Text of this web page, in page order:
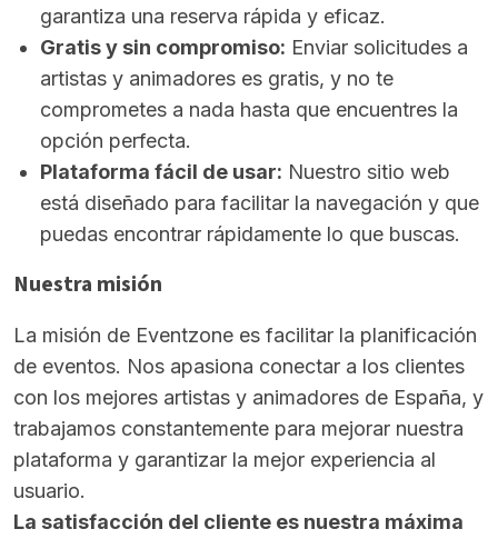
garantiza una reserva rápida y eficaz.
Gratis y sin compromiso: Enviar solicitudes a
artistas y animadores es gratis, y no te
comprometes a nada hasta que encuentres la
opción perfecta.
Plataforma fácil de usar: Nuestro sitio web
está diseñado para facilitar la navegación y que
puedas encontrar rápidamente lo que buscas.
Nuestra misión
La misión de Eventzone es facilitar la planificación
de eventos. Nos apasiona conectar a los clientes
con los mejores artistas y animadores de España, y
trabajamos constantemente para mejorar nuestra
plataforma y garantizar la mejor experiencia al
usuario.
La satisfacción del cliente es nuestra máxima